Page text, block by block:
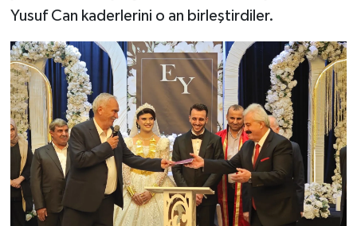
Yusuf Can kaderlerini o an birleştirdiler.